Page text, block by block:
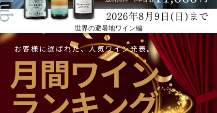
世界の避暑地ワイン編